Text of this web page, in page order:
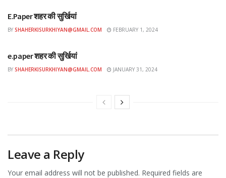
E.Paper शहर की सुर्खियां
BY SHAHERKISURKHIYAN@GMAIL.COM FEBRUARY 1, 2024
e.paper शहर की सुर्खियां
BY SHAHERKISURKHIYAN@GMAIL.COM JANUARY 31, 2024
Leave a Reply
Your email address will not be published. Required fields are